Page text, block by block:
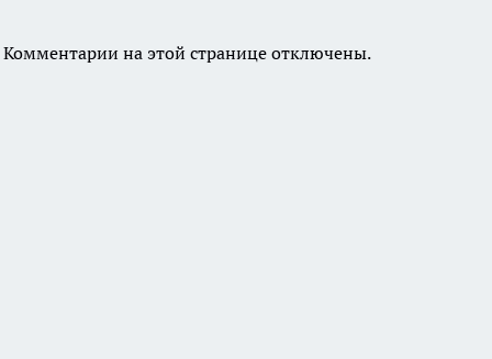
Комментарии на этой странице отключены.